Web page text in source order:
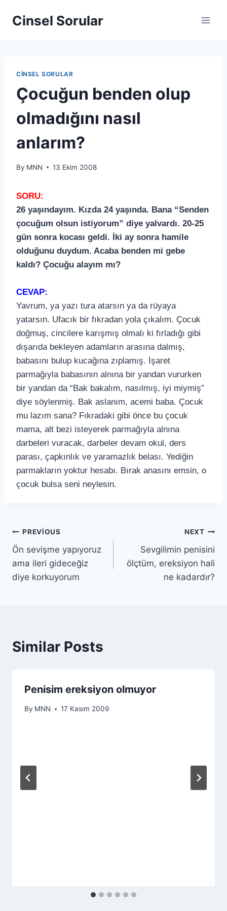
Cinsel Sorular
CINSEL SORULAR
Çocuğun benden olup
olmadığını nasıl
anlarım?
By MNN 13 Ekim 2008
SORU:
26 yaşındayım. Kızda 24 yaşında. Bana “Senden
çocuğum olsun istiyorum” diye yalvardı. 20-25
gün sonra kocası geldi. İki ay sonra hamile
olduğunu duydum. Acaba benden mi gebe
kaldı? Çocuğu alayım mı?
CEVAP:
Yavrum, ya yazı tura atarsın ya da rüyaya
yatarsın. Ufacık bir fıkradan yola çıkalım. Çocuk
doğmuş, cincilere karışmış olmalı ki fırladığı gibi
dışarıda bekleyen adamların arasına dalmış,
babasını bulup kucağına zıplamış. İşaret
parmağıyla babasının alnına bir yandan vururken
bir yandan da “Bak bakalım, nasılmış, iyi miymiş”
diye söylenmiş. Bak aslanım, acemi baba. Çocuk
mu lazım sana? Fıkradaki gibi önce bu çocuk
mama, alt bezi isteyerek parmağıyla alnına
darbeleri vuracak, darbeler devam okul, ders
parası, çapkınlık ve yaramazlık belası. Yediğin
parmakların yoktur hesabı. Bırak anasını emsin, o
çocuk bulsa seni neylesin.
PREVIOUS
Ön sevişme yapıyoruz
ama ileri gideceğiz
diye korkuyorum
NEXT
Sevgilimin penisini
ölçtüm, ereksiyon hali
ne kadardır?
Similar Posts
Penisim ereksiyon olmuyor
By MNN 17 Kasım 2009